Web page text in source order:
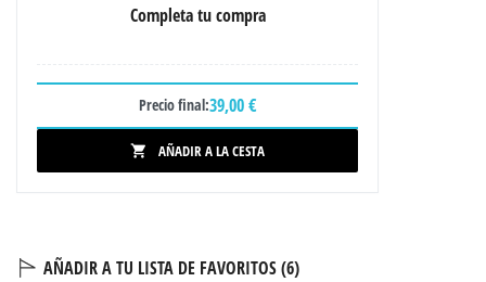
Completa tu compra
Precio final:39,00 €
 AÑADIR A LA CESTA
AÑADIR A TU LISTA DE FAVORITOS (6)